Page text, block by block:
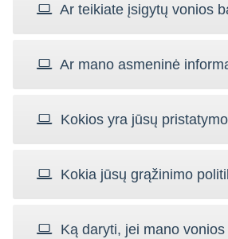
Ar teikiate įsigytų vonios
Ar mano asmeninė
Kokios yra jūsų
Kokia jūsų grąžinimo
Ką daryti, jei mano